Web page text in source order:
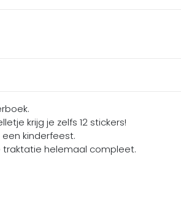
krijg je zelfs 12 stickers!
kinderfeest.
traktatie helemaal compleet.